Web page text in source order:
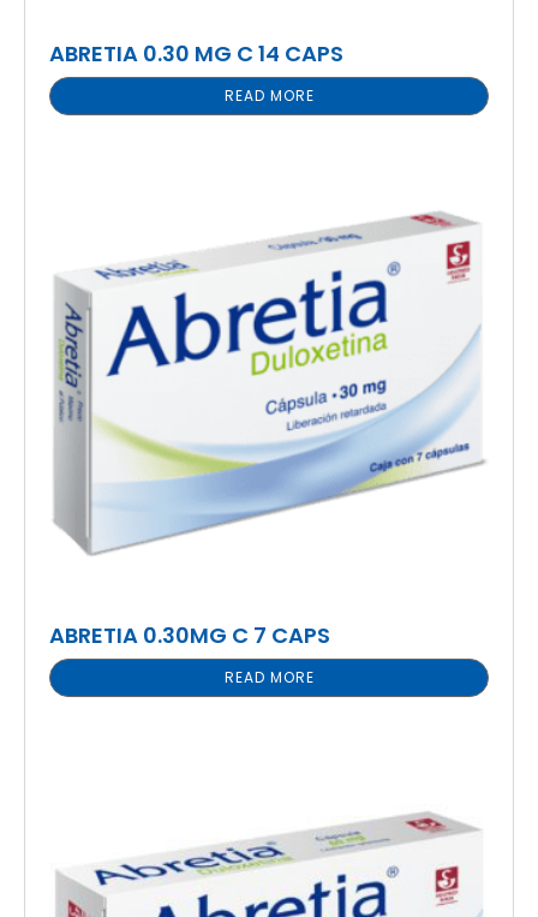
ABRETIA 0.30 MG C 14 CAPS
READ MORE
ABRETIA 0.30MG C 7 CAPS
READ MORE